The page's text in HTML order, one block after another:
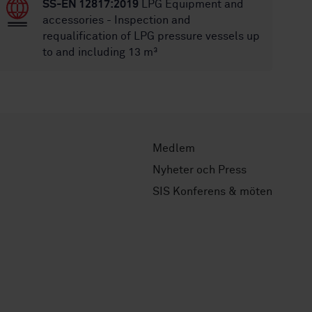
SS-EN 12817:2019 LPG Equipment and
accessories - Inspection and
requalification of LPG pressure vessels up
to and including 13 m³
Medlem
Nyheter och Press
SIS Konferens & möten